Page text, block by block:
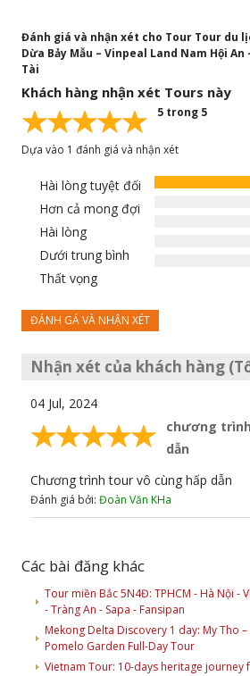
Đánh giá và nhận xét cho Tour Tour du
Dừa Bảy Mẫu – Vinpeal Land Nam Hội An
Tài
Khách hàng nhận xét Tours này
5 trong 5
Dựa vào 1 đánh giá và nhận xét
Hài lòng tuyệt đối
Hơn cả mong đợi
Hài lòng
Dưới trung bình
Thất vọng
ĐÁNH GÁ VÀ NHẬN XÉT
Nhận xét của khách hàng
04 Jul, 2024
chương
dẫn
Chương trình tour vô cùng hấp dẫn
Đánh giá bởi: Đoàn Văn KHa
Các bài đăng khác
Tour miền Bắc 5N4Đ: TPHCM - Hà Nội -
- Tràng An - Sapa - Fansipan
Mekong Delta Discovery 1 day: My Tho
Pomelo Garden Full-Day Tour
Vietnam Tour: 10-days heritage journey